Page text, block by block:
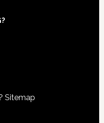
Sitemap